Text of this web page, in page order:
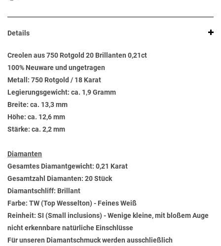
Details
Creolen aus 750 Rotgold 20 Brillanten 0,21ct
100% Neuware und ungetragen
Metall: 750 Rotgold / 18 Karat
Legierungsgewicht: ca. 1,9 Gramm
Breite: ca. 13,3 mm
Höhe: ca. 12,6 mm
Stärke: ca. 2,2 mm
Diamanten
Gesamtes Diamantgewicht: 0,21 Karat
Gesamtzahl Diamanten: 20 Stück
Diamantschliff: Brillant
Farbe: TW (Top Wesselton) - Feines Weiß
Reinheit: SI (Small inclusions) - Wenige kleine, mit bloßem Auge
nicht erkennbare natürliche Einschlüsse
Für unseren Diamantschmuck werden ausschließlich